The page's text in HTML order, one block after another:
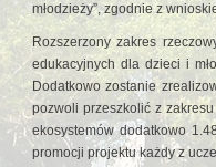
młodzieży”, zgodnie z
Rozszerzony zakres
edukacyjnych dla dzieci i
Dodatkowo zostanie
pozwoli przeszkolić z
ekosystemów dodatkowo
promocji projektu każdy z